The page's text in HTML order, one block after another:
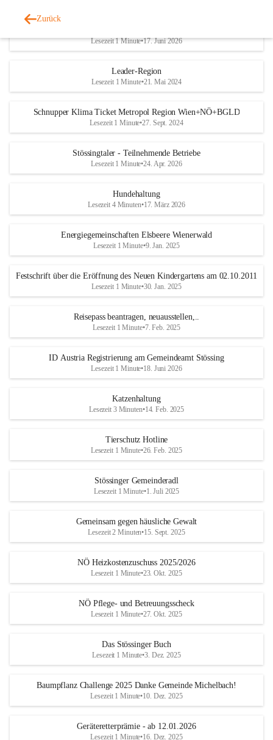
Zurück
Lesezeit 1 Minute•17. Juni 2026
Leader-Region
Lesezeit 1 Minute•21. Mai 2024
Schnupper Klima Ticket Metropol Region Wien+NÖ+BGLD
Lesezeit 1 Minute•27. Sept. 2024
Stössingtaler - Teilnehmende Betriebe
Lesezeit 1 Minute•24. Apr. 2026
Hundehaltung
Lesezeit 4 Minuten•17. März 2026
Energiegemeinschaften Elsbeere Wienerwald
Lesezeit 1 Minute•9. Jan. 2025
Festschrift über die Eröffnung des Neuen Kindergartens am 02.10.2011
Lesezeit 1 Minute•30. Jan. 2025
Reisepass beantragen, neuausstellen,..
Lesezeit 1 Minute•7. Feb. 2025
ID Austria Registrierung am Gemeindeamt Stössing
Lesezeit 1 Minute•18. Juni 2026
Katzenhaltung
Lesezeit 3 Minuten•14. Feb. 2025
Tierschutz Hotline
Lesezeit 1 Minute•26. Feb. 2025
Stössinger Gemeinderadl
Lesezeit 1 Minute•1. Juli 2025
Gemeinsam gegen häusliche Gewalt
Lesezeit 2 Minuten•15. Sept. 2025
NÖ Heizkostenzuschuss 2025/2026
Lesezeit 1 Minute•23. Okt. 2025
NÖ Pflege- und Betreuungsscheck
Lesezeit 1 Minute•27. Okt. 2025
Das Stössinger Buch
Lesezeit 1 Minute•3. Dez. 2025
Baumpflanz Challenge 2025 Danke Gemeinde Michelbach!
Lesezeit 1 Minute•10. Dez. 2025
Geräteretterprämie - ab 12.01.2026
Lesezeit 1 Minute•16. Dez. 2025